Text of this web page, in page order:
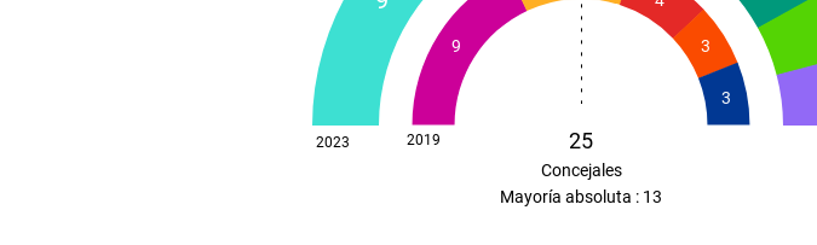
2023 25
Concejales
Mayoría absoluta : 13
2019
9 3
3